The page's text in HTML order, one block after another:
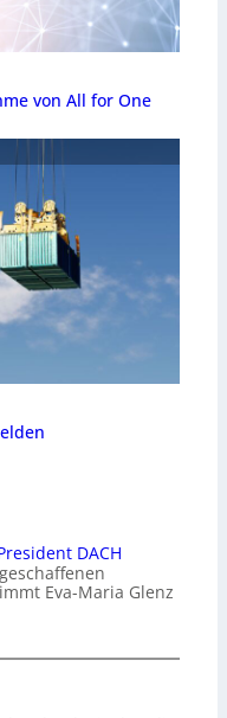
von All for One
DACH
Eva-Maria Glenz